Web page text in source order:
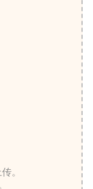
。